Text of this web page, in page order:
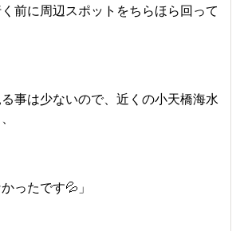
前に周辺スポットをちらほら回って
事は少ないので、近くの小天橋海水
ったです💦」